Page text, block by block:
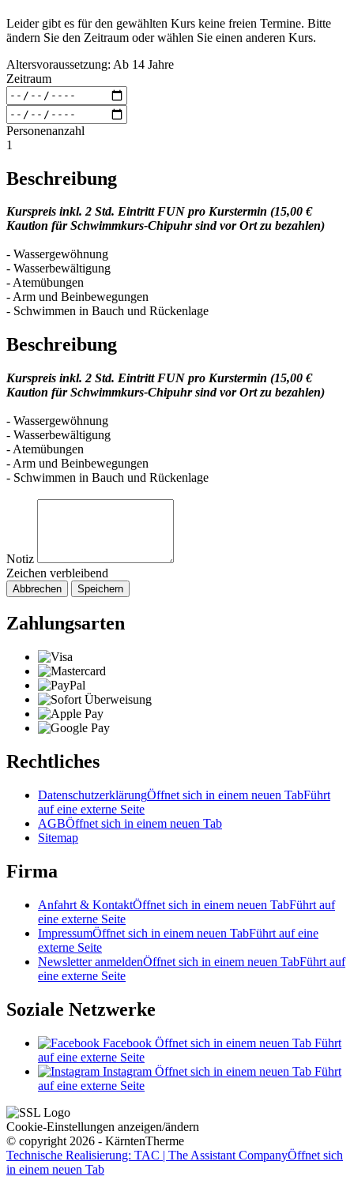
Leider gibt es für den gewählten Kurs keine freien Termine. Bitte
ändern Sie den Zeitraum oder wählen Sie einen anderen Kurs.
Altersvoraussetzung: Ab 14 Jahre
Zeitraum
Personenanzahl
1
Beschreibung
Kurspreis inkl. 2 Std. Eintritt FUN pro Kurstermin (15,00 €
Kaution für Schwimmkurs-Chipuhr sind vor Ort zu bezahlen)
- Wassergewöhnung
- Wasserbewältigung
- Atemübungen
- Arm und Beinbewegungen
- Schwimmen in Bauch und Rückenlage
Beschreibung
Kurspreis inkl. 2 Std. Eintritt FUN pro Kurstermin (15,00 €
Kaution für Schwimmkurs-Chipuhr sind vor Ort zu bezahlen)
- Wassergewöhnung
- Wasserbewältigung
- Atemübungen
- Arm und Beinbewegungen
- Schwimmen in Bauch und Rückenlage
Notiz
Zeichen verbleibend
Abbrechen Speichern
Zahlungsarten
Rechtliches
DatenschutzerklärungÖffnet sich in einem neuen TabFührt
auf eine externe Seite
AGBÖffnet sich in einem neuen Tab
Sitemap
Firma
Anfahrt & KontaktÖffnet sich in einem neuen TabFührt auf
eine externe Seite
ImpressumÖffnet sich in einem neuen TabFührt auf eine
externe Seite
Newsletter anmeldenÖffnet sich in einem neuen TabFührt auf
eine externe Seite
Soziale Netzwerke
Facebook Öffnet sich in einem neuen Tab Führt
auf eine externe Seite
Instagram Öffnet sich in einem neuen Tab Führt
auf eine externe Seite
Cookie-Einstellungen anzeigen/ändern
© copyright 2026 - KärntenTherme
Technische Realisierung: TAC | The Assistant CompanyÖffnet sich
in einem neuen Tab